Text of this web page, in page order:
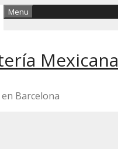
Mexicana
Barcelona
Menu